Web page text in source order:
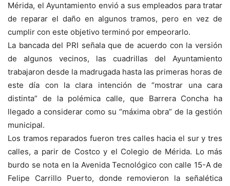
Mérida, el Ayuntamiento envió a sus empleados para tratar
de reparar el daño en algunos tramos, pero en vez de
cumplir con este objetivo terminó por empeorarlo.
La bancada del PRI señala que de acuerdo con la versión
de algunos vecinos, las cuadrillas del Ayuntamiento
trabajaron desde la madrugada hasta las primeras horas de
este día con la clara intención de “mostrar una cara
distinta” de la polémica calle, que Barrera Concha ha
llegado a considerar como su “máxima obra” de la gestión
municipal.
Los tramos reparados fueron tres calles hacia el sur y tres
calles, a parir de Costco y el Colegio de Mérida. Lo más
burdo se nota en la Avenida Tecnológico con calle 15-A de
Felipe Carrillo Puerto, donde removieron la señalética